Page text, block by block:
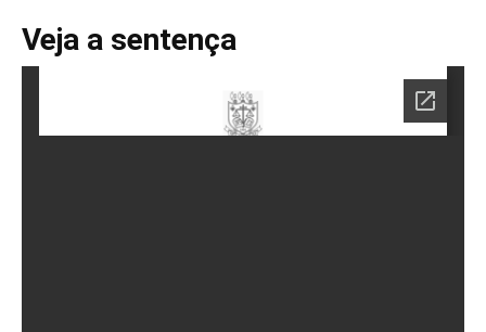
Veja a sentença